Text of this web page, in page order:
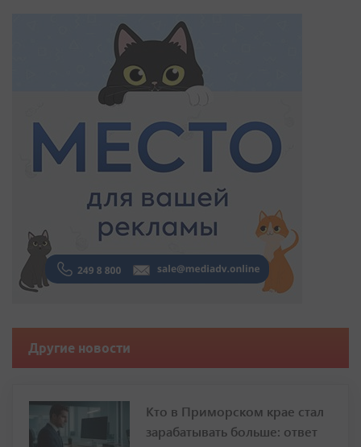
Другие новости
Кто в Приморском крае стал
зарабатывать больше: ответ